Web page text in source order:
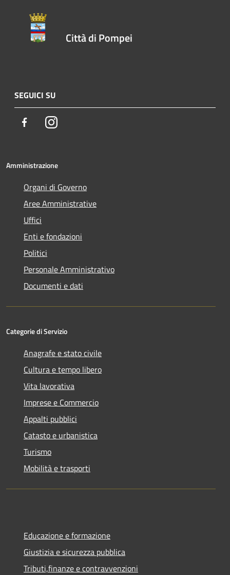
Città di Pompei
SEGUICI SU
FacebookInstagram
Amministrazione
Organi di Governo
Aree Amministrative
Uffici
Enti e fondazioni
Politici
Personale Amministrativo
Documenti e dati
Categorie di Servizio
Anagrafe e stato civile
Cultura e tempo libero
Vita lavorativa
Imprese e Commercio
Appalti pubblici
Catasto e urbanistica
Turismo
Mobilità e trasporti
Educazione e formazione
Giustizia e sicurezza pubblica
Tributi,finanze e contravvenzioni